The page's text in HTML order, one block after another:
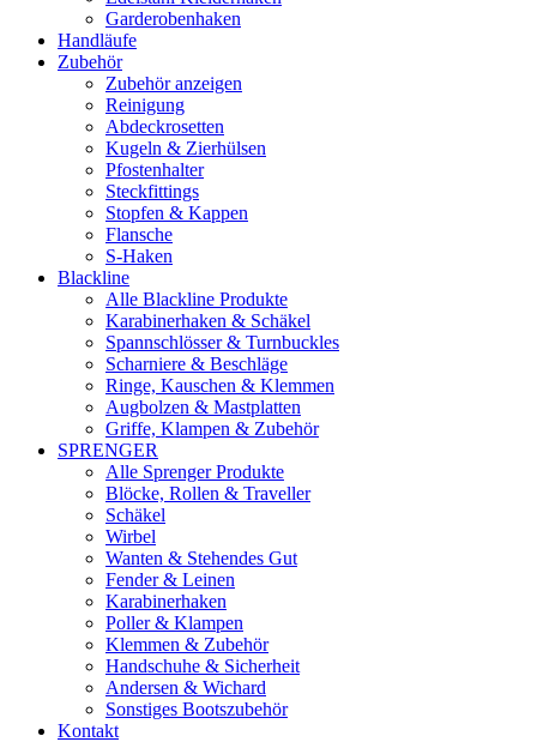
Garderobenhaken
Handläufe
Zubehör
Zubehör anzeigen
Reinigung
Abdeckrosetten
Kugeln & Zierhülsen
Pfostenhalter
Steckfittings
Stopfen & Kappen
Flansche
S-Haken
Blackline
Alle Blackline Produkte
Karabinerhaken & Schäkel
Spannschlösser & Turnbuckles
Scharniere & Beschläge
Ringe, Kauschen & Klemmen
Augbolzen & Mastplatten
Griffe, Klampen & Zubehör
SPRENGER
Alle Sprenger Produkte
Blöcke, Rollen & Traveller
Schäkel
Wirbel
Wanten & Stehendes Gut
Fender & Leinen
Karabinerhaken
Poller & Klampen
Klemmen & Zubehör
Handschuhe & Sicherheit
Andersen & Wichard
Sonstiges Bootszubehör
Kontakt